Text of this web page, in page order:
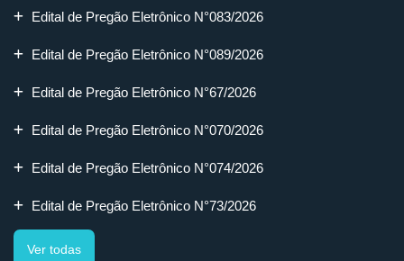
Edital de Pregão Eletrônico N°083/2026
Edital de Pregão Eletrônico N°089/2026
Edital de Pregão Eletrônico N°67/2026
Edital de Pregão Eletrônico N°070/2026
Edital de Pregão Eletrônico N°074/2026
Edital de Pregão Eletrônico N°73/2026
Ver todas